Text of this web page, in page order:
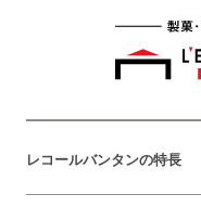
レコールバンタンの特長